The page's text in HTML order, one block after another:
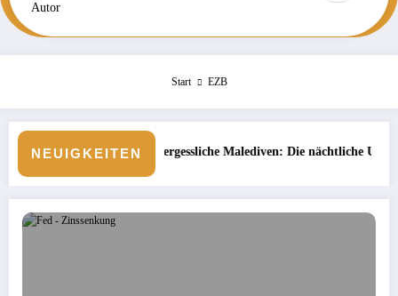
Autor
Start EZB
NEUIGKEITENMalediven: Die nächtliche Unterwasserwelt beim